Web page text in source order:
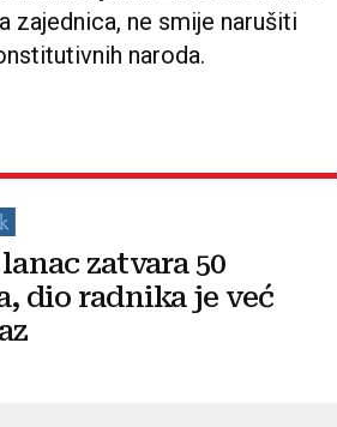
zajednica, ne smije narušiti
naroda.
zatvara 50
dio radnika je već